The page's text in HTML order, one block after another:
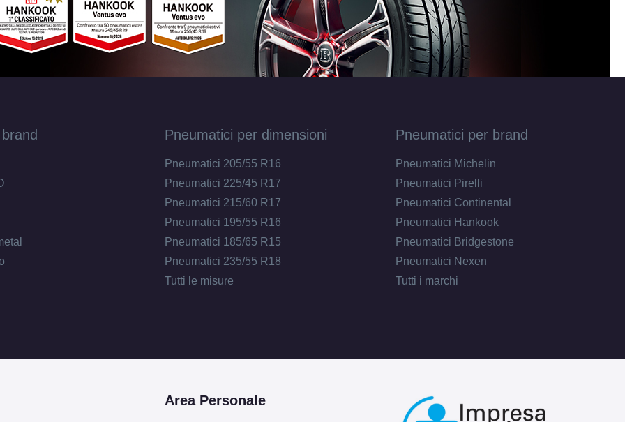
B 72db
Pneumatici per dimensioni
Pneumatici 205/55 R16
Pneumatici 225/45 R17
Pneumatici 215/60 R17
Pneumatici 195/55 R16
Pneumatici 185/65 R15
Pneumatici 235/55 R18
Tutti le misure
Pneumatici per brand
Pneumatici Michelin
Pneumatici Pirelli
Pneumatici Continental
Pneumatici Hankook
Pneumatici Bridgestone
Pneumatici Nexen
Tutti i marchi
Area Personale